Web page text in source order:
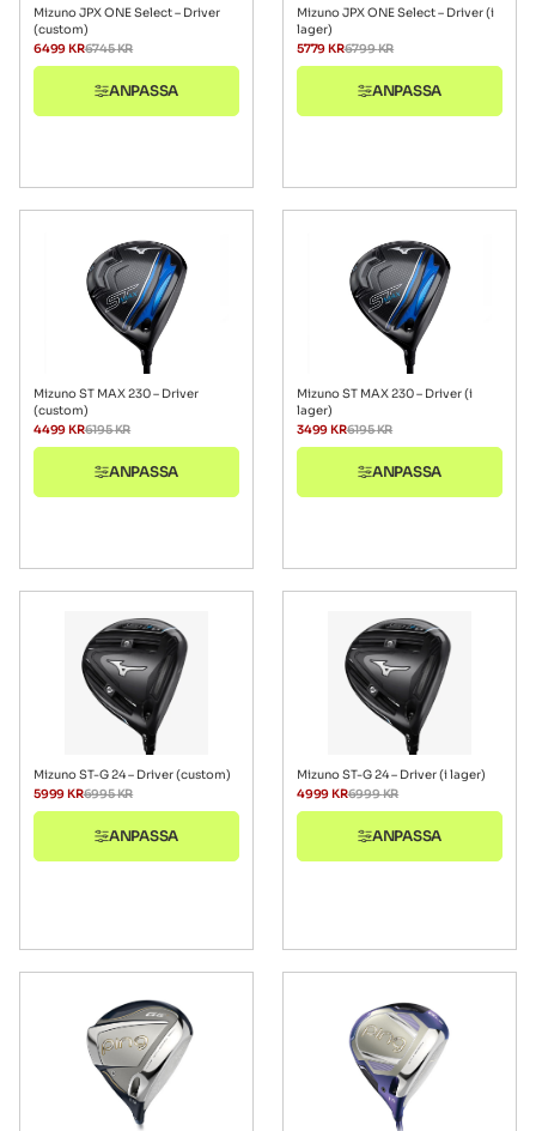
Mizuno JPX ONE Select – Driver
(custom)
6745KR
6499KR
ANPASSA
Mizuno JPX ONE Select – Driver (i
lager)
6799KR
5779KR
ANPASSA
Mizuno ST MAX 230 – Driver
(custom)
6195KR
4499KR
ANPASSA
Mizuno ST MAX 230 – Driver (i
lager)
6195KR
3499KR
ANPASSA
Mizuno ST-G 24 – Driver (custom)
6995KR
5999KR
ANPASSA
Mizuno ST-G 24 – Driver (i lager)
6999KR
4999KR
ANPASSA